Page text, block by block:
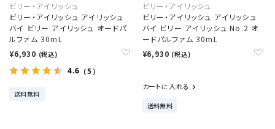
ビリー・アイリッシュ
ビリー・アイリッシュ アイリッシュ
バイ ビリー アイリッシュ オードパ
ルファム 30mL
¥6,930 (税込)
4.6 （5）
送料無料
ビリー・アイリッシュ
ビリー・アイリッシュ アイリッシュ
バイ ビリー アイリッシュ No.2 オ
ードパルファム 30mL
¥6,930 (税込)
カートに入れる
送料無料